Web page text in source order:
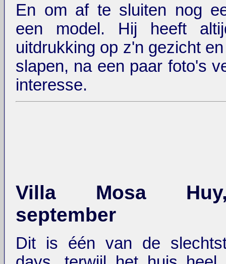
En om af te sluiten nog
een model. Hij heeft
uitdrukking op z'n gezicht
slapen, na een paar foto's
interesse.
Villa Mosa
september
Dit is één van de